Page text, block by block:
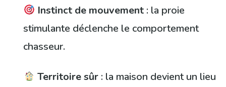
Instinct de mouvement : la proie
stimulante déclenche le comportement
chasseur.
Territoire sûr : la maison devient un lieu